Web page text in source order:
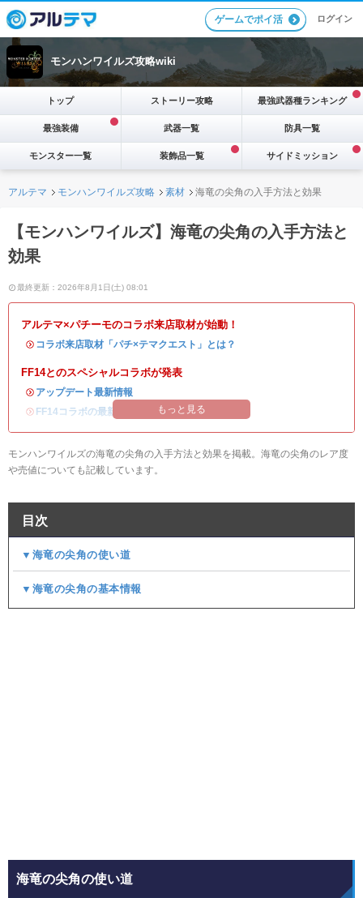
ゲームでポイ活 ログイン
モンハンワイルズ攻略wiki
トップ ストーリー攻略 最強武器種ランキング
最強装備 武器一覧 防具一覧
モンスター一覧 装飾品一覧 サイドミッション
アルテマ モンハンワイルズ攻略 素材 海竜の尖角の入手方法と効果
【モンハンワイルズ】海竜の尖角の入手方法と
効果
最終更新：2026年8月1日(土) 08:01
アルテマ×パチーモのコラボ来店取材が始動！
・ コラボ来店取材「パチ×テマクエスト」とは？
FF14とのスペシャルコラボが発表
・ アップデート最新情報
・ FF14コラボの最新情報 オメガ・プラネテス攻略
もっと見る
モンハンワイルズの海竜の尖角の入手方法と効果を掲載。海竜の尖角のレア度
や売値についても記載しています。
目次
▼海竜の尖角の使い道
▼海竜の尖角の基本情報
海竜の尖角の使い道